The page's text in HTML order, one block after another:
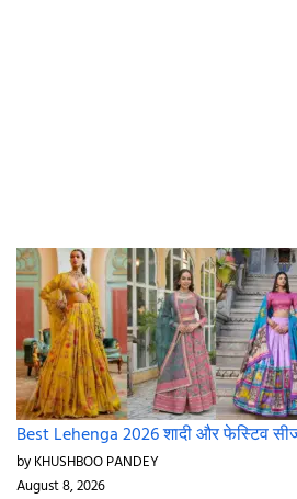
Best Lehenga 2026 शादी और फेस्टिव
by KHUSHBOO PANDEY
August 8, 2026